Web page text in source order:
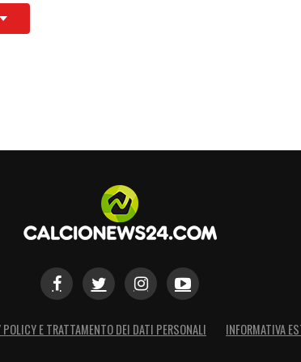
POLICY E TRATTAMENTO DEI DATI PERSONALI INFORMATIVA